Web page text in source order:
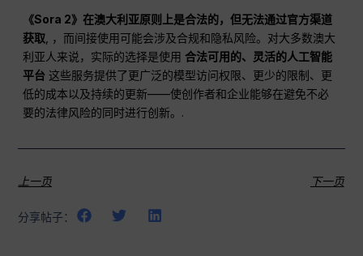
《Sora 2》在澳大利亚原则上是合法的，但无法通过官方渠道
获取 , ，而间接使用可能会涉及合规和隐私风险。对大多数澳大
利亚人来说，实际的选择是使用合法可用的、灵活的人工智能
平台 这些服务提供了更广泛的模型访问权限、更少的限制、更
低的成本以及持续的更新——使创作者和企业能够在避免不必
要的法律风险的同时进行创新。.
上一页 下一页
分享帖子：